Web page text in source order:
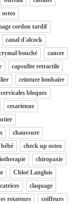
osteo
cordon tardif
canal d'alcock
bouché
cancer
capsulite retractile
ceinture lombaire
cervicales bloques
cesarienne
chaussure
check up osteo
chiropaxie
Chloé Langlois
claquage
rotateurs
coiffeurs